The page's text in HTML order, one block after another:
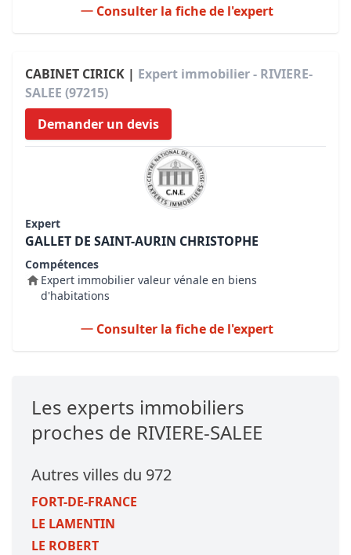
Consulter la fiche de l'expert
CABINET CIRICK | Expert immobilier - RIVIERE-
SALEE (97215)
Demander un devis
Expert
GALLET DE SAINT-AURIN CHRISTOPHE
Compétences
Expert immobilier valeur vénale en biens
d'habitations
Consulter la fiche de l'expert
Les experts immobiliers
proches de RIVIERE-SALEE
Autres villes du 972
FORT-DE-FRANCE
LE LAMENTIN
LE ROBERT